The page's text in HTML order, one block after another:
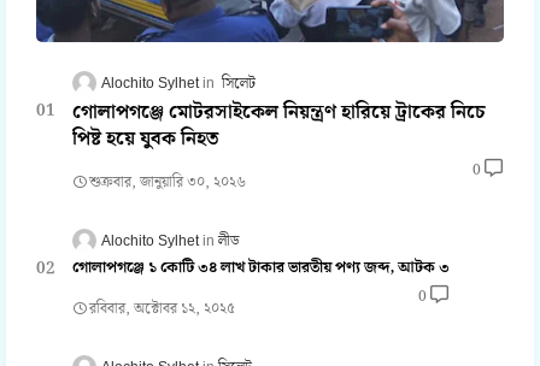
Alochito Sylhet সিলেট
গোলাপগঞ্জে মোটরসাইকেল নিয়ন্ত্রণ হারিয়ে ট্রাকের নিচে
পিষ্ট হয়ে যুবক নিহত
শুক্রবার, জানুয়ারি ৩০, ২০২৬
0
Alochito Sylhet লীড
গোলাপগঞ্জে ১ কোটি ৩৪ লাখ টাকার ভারতীয় পণ্য জব্দ, আটক ৩
রবিবার, অক্টোবর ১২, ২০২৫
0